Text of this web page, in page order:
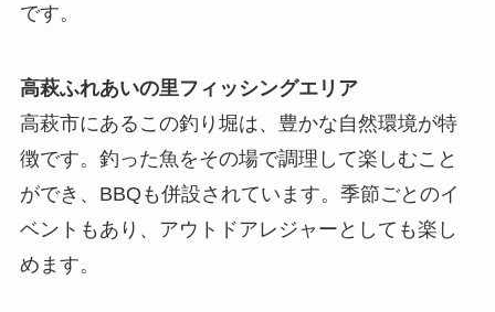
です。
高萩ふれあいの里フィッシングエリア
高萩市にあるこの釣り堀は、豊かな自然環境が特
徴です。釣った魚をその場で調理して楽しむこと
ができ、BBQも併設されています。季節ごとのイ
ベントもあり、アウトドアレジャーとしても楽し
めます。